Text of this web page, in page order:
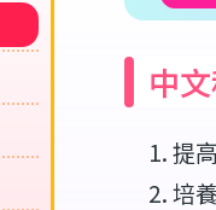
中
提
培